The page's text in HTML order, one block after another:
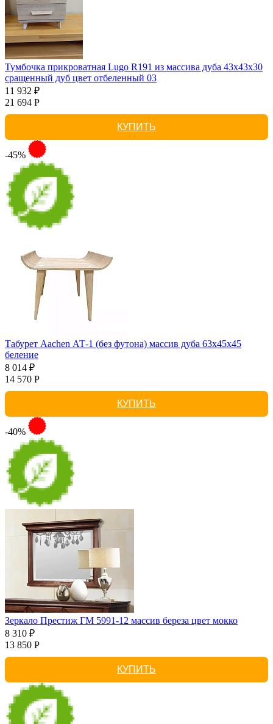
Тумбочка прикроватная Lugo R191 из массива дуба 43х43х30
сращенный дуб цвет отбеленный 03
11 932 ₽
21 694 Р
КУПИТЬ
-45%
Табурет Aachen АТ-1 (без футона) массив дуба 63х45х45
беление
8 014 ₽
14 570 Р
КУПИТЬ
-40%
Зеркало Престиж ГМ 5991-12 массив береза цвет мокко
8 310 ₽
13 850 Р
КУПИТЬ